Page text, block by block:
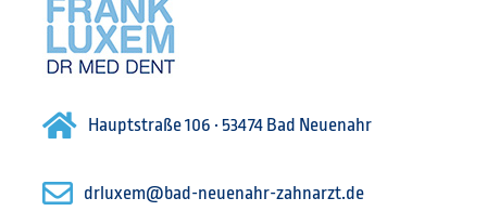
Hauptstraße 106 · 53474 Bad Neuenahr
drluxem@bad-neuenahr-zahnarzt.de